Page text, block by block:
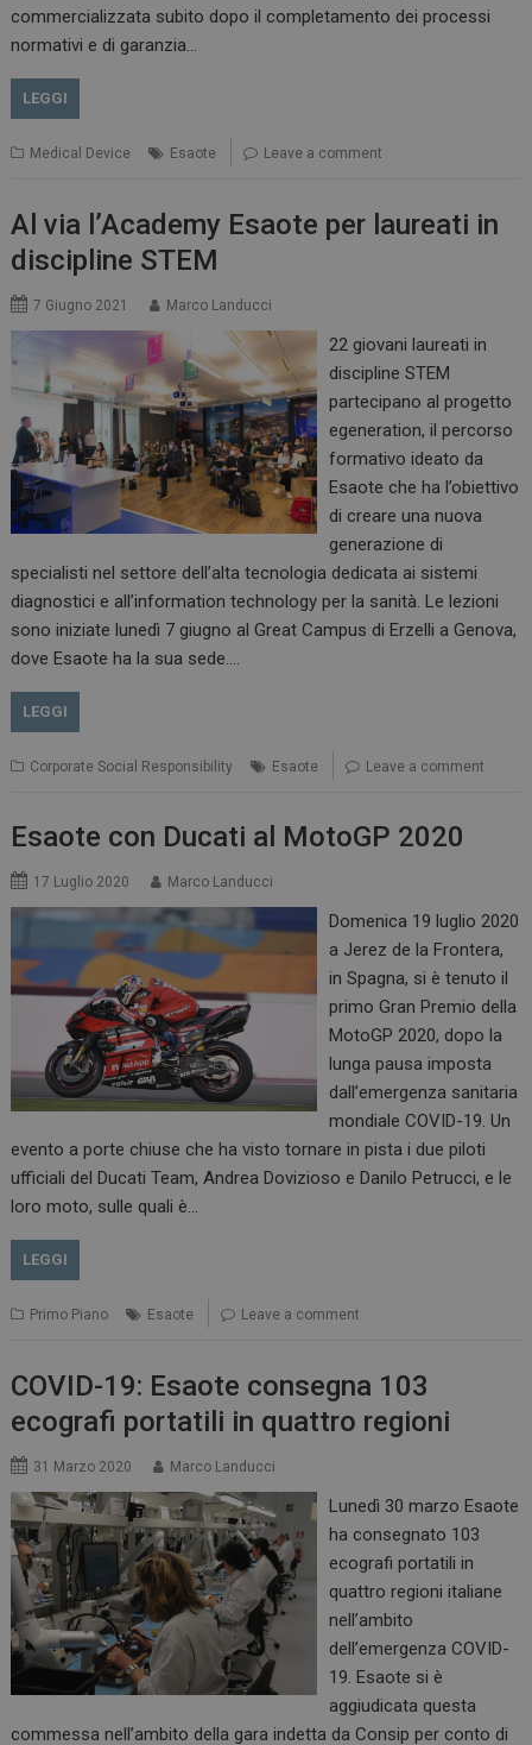
commercializzata subito dopo il completamento dei processi
normativi e di garanzia…
LEGGI
Medical Device Esaote Leave a comment
Al via l’Academy Esaote per laureati in
discipline STEM
7 Giugno 2021 Marco Landucci
22 giovani laureati in
discipline STEM
partecipano al progetto
egeneration, il percorso
formativo ideato da
Esaote che ha l’obiettivo
di creare una nuova
generazione di
specialisti nel settore dell’alta tecnologia dedicata ai sistemi
diagnostici e all’information technology per la sanità. Le lezioni
sono iniziate lunedì 7 giugno al Great Campus di Erzelli a Genova,
dove Esaote ha la sua sede.…
LEGGI
Corporate Social Responsibility Esaote Leave a comment
Esaote con Ducati al MotoGP 2020
17 Luglio 2020 Marco Landucci
Domenica 19 luglio 2020
a Jerez de la Frontera,
in Spagna, si è tenuto il
primo Gran Premio della
MotoGP 2020, dopo la
lunga pausa imposta
dall’emergenza sanitaria
mondiale COVID-19. Un
evento a porte chiuse che ha visto tornare in pista i due piloti
ufficiali del Ducati Team, Andrea Dovizioso e Danilo Petrucci, e le
loro moto, sulle quali è…
LEGGI
Primo Piano Esaote Leave a comment
COVID-19: Esaote consegna 103
ecografi portatili in quattro regioni
31 Marzo 2020 Marco Landucci
Lunedì 30 marzo Esaote
ha consegnato 103
ecografi portatili in
quattro regioni italiane
nell’ambito
dell’emergenza COVID-
19. Esaote si è
aggiudicata questa
commessa nell’ambito della gara indetta da Consip per conto di